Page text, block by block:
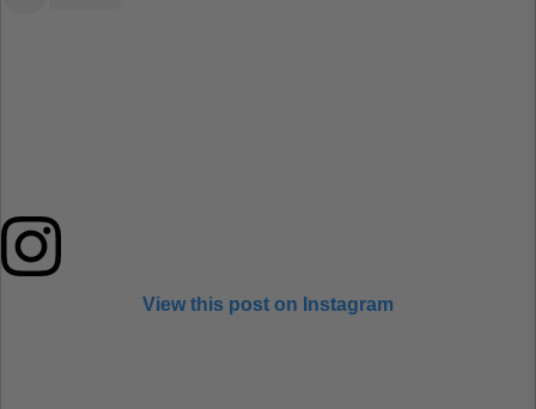
View this post on Instagram